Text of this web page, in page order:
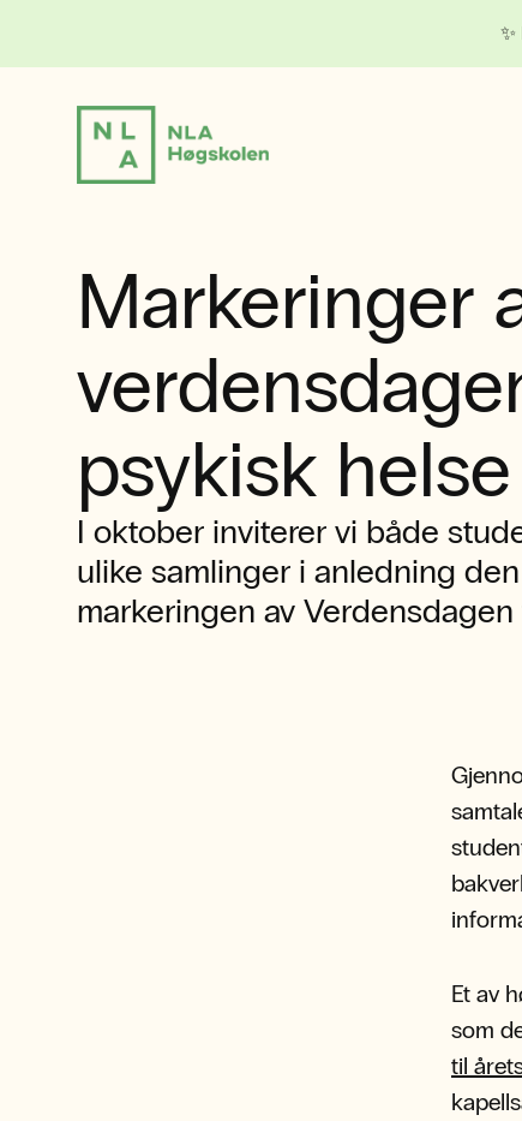
Markeringer
psykisk helse
I oktober inviterer vi både
ulike samlinger i anledning
markeringen av
Et av
som
til